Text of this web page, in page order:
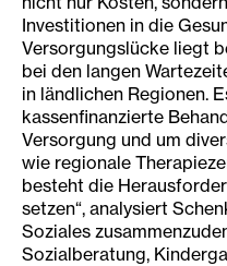
Investitionen in die
Versorgungslücke liegt
bei den langen
in ländlichen Regionen.
kassenfinanzierte
Versorgung und um
wie regionale
besteht die
setzen“, analysiert
Soziales
Sozialberatung,